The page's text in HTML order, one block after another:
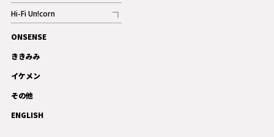
記事
Hi-Fi Un!corn
記事
ギャラリー
ONSENSE
ききみみ
イケメン
その他
ENGLISH